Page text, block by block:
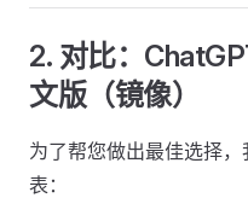
2. 对比：
文版（镜像）
为了帮您做出最佳选择
表：